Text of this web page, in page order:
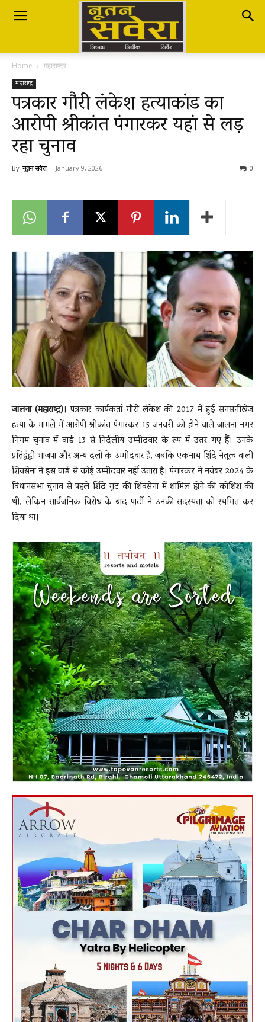
Nutan
Savera
नूतन
सवेरा
LIVE
Home महाराष्ट्र
महाराष्ट्र
पत्रकार गौरी लंकेश हत्याकांड का
आरोपी श्रीकांत पंगारकर यहां से लड़
रहा चुनाव
By नूतन सवेरा - January 9, 2026 0
जालना (महाराष्ट्र)। पत्रकार-कार्यकर्ता गौरी लंकेश की 2017 में हुई सनसनीखेज
हत्या के मामले में आरोपी श्रीकांत पंगारकर 15 जनवरी को होने वाले जालना नगर
निगम चुनाव में वार्ड 13 से निर्दलीय उम्मीदवार के रूप में उतर गए हैं। उनके
प्रतिद्वंद्वी भाजपा और अन्य दलों के उम्मीदवार हैं, जबकि एकनाथ शिंदे नेतृत्व वाली
शिवसेना ने इस वार्ड से कोई उम्मीदवार नहीं उतारा है। पंगारकर ने नवंबर 2024 के
विधानसभा चुनाव से पहले शिंदे गुट की शिवसेना में शामिल होने की कोशिश की
थी, लेकिन सार्वजनिक विरोध के बाद पार्टी ने उनकी सदस्यता को स्थगित कर
दिया था।